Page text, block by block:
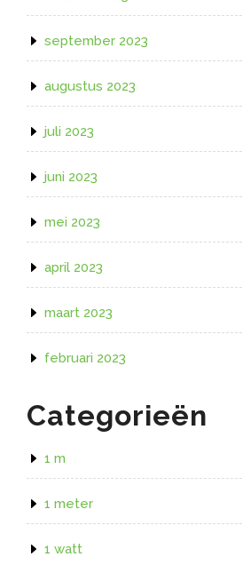
september 2023
augustus 2023
juli 2023
juni 2023
mei 2023
april 2023
maart 2023
februari 2023
Categorieën
1 m
1 meter
1 watt